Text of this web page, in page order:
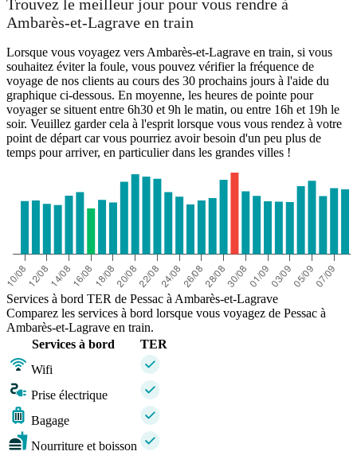
Trouvez le meilleur jour pour vous rendre à
Ambarès-et-Lagrave en train
Lorsque vous voyagez vers Ambarès-et-Lagrave en train, si vous
souhaitez éviter la foule, vous pouvez vérifier la fréquence de
voyage de nos clients au cours des 30 prochains jours à l'aide du
graphique ci-dessous. En moyenne, les heures de pointe pour
voyager se situent entre 6h30 et 9h le matin, ou entre 16h et 19h le
soir. Veuillez garder cela à l'esprit lorsque vous vous rendez à votre
point de départ car vous pourriez avoir besoin d'un peu plus de
temps pour arriver, en particulier dans les grandes villes !
Services à bord TER de Pessac à Ambarès-et-Lagrave
Comparez les services à bord lorsque vous voyagez de Pessac à
Ambarès-et-Lagrave en train.
Services à bord
TER
Wifi
Prise électrique
Bagage
Nourriture et boisson